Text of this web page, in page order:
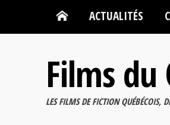
ACTUALITÉS
Films du
LES FILMS DE FICTION QUÉBÉCOIS,